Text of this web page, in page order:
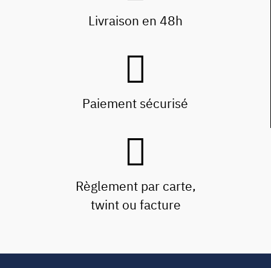
Livraison en 48h
Paiement sécurisé
Règlement par carte,
twint ou facture